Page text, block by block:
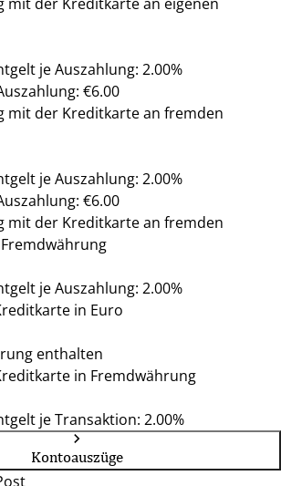
je Auszahlung: 2.00%
€6.00
mit der Kreditkarte an fremden
je Auszahlung: 2.00%
€6.00
mit der Kreditkarte an fremden
je Auszahlung: 2.00%
in Euro
enthalten
in Fremdwährung
je Transaktion: 2.00%
Kontoauszüge